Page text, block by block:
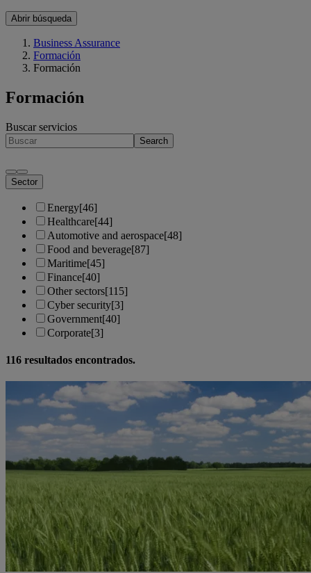
Abrir búsqueda
Business Assurance
Formación
Formación
Formación
Buscar servicios
Search
Sector
Energy[46]
Healthcare[44]
Automotive and aerospace[48]
Food and beverage[87]
Maritime[45]
Finance[40]
Other sectors[115]
Cyber security[3]
Government[40]
Corporate[3]
116 resultados encontrados.